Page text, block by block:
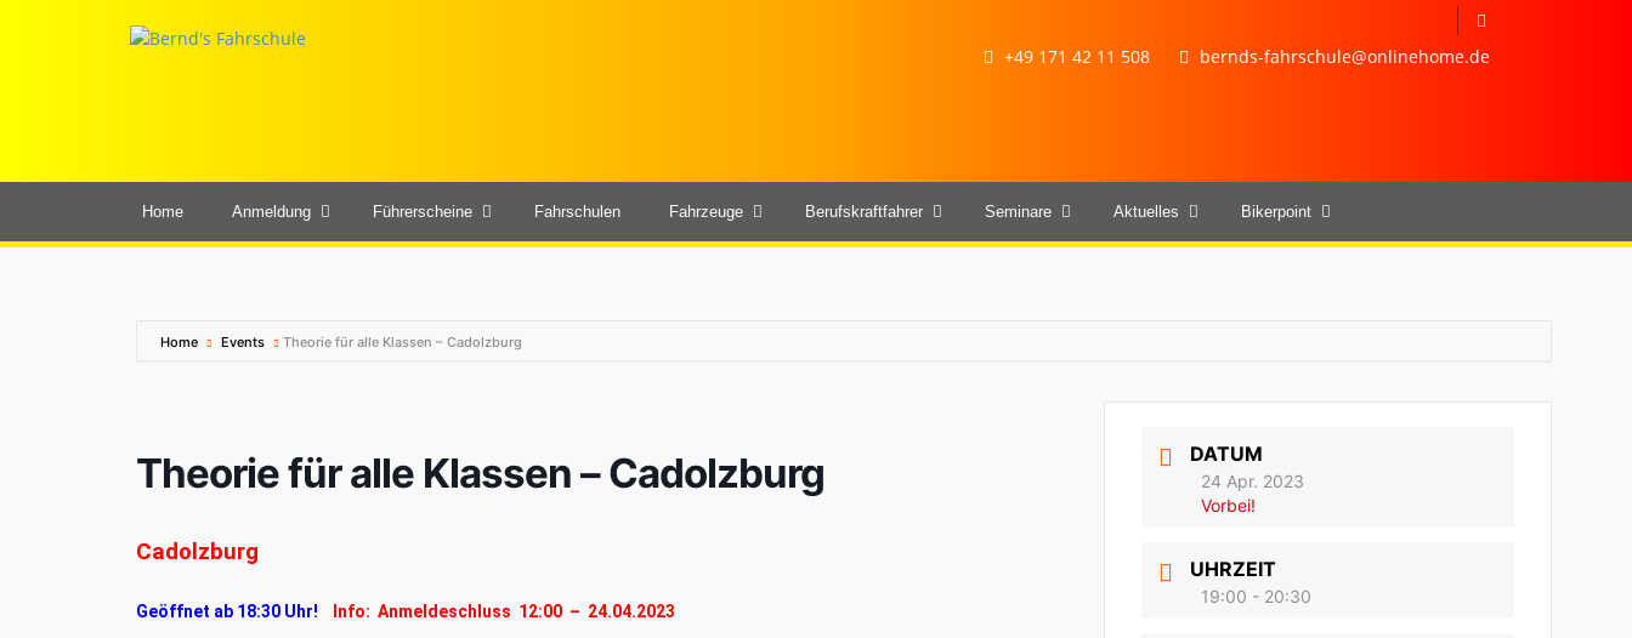
+49 171 42 11 508 bernds-fahrschule@onlinehome.de
Home Anmeldung Führerscheine Fahrschulen Fahrzeuge Berufskraftfahrer Seminare Aktuelles Bikerpoint
Home Events Theorie für alle Klassen – Cadolzburg
Theorie für alle Klassen – Cadolzburg
Cadolzburg
Geöffnet ab 18:30 Uhr! Info: Anmeldeschluss 12:00 – 24.04.2023
DATUM
24 Apr. 2023
Vorbei!
UHRZEIT
19:00 - 20:30